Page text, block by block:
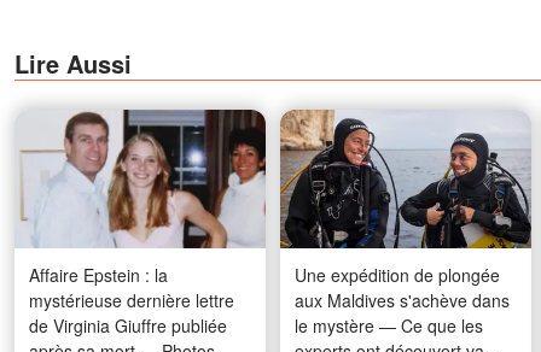
Lire Aussi
Affaire Epstein : la
mystérieuse dernière lettre
de Virginia Giuffre publiée
Une expédition de plongée
aux Maldives s'achève dans
le mystère — Ce que les